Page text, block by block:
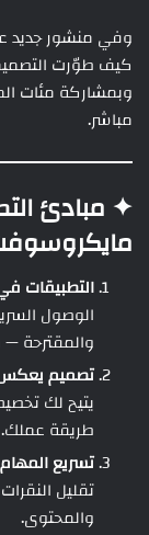
كيف طوّرت
وبمشاركة مئات
مباشر.
✦ مبادئ
التطبيقات
الوصول
والمقترحة —
تصميم
يتيح لك
طريقة عملك.
تسريع
تقليل
والمحتوى.